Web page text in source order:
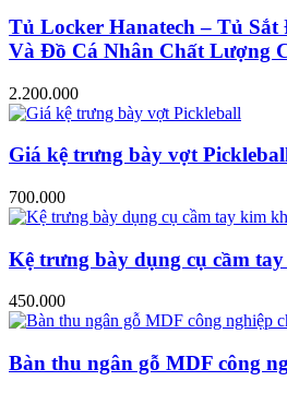
Tủ Locker Hanatech – Tủ
Và Đồ Cá Nhân Chất Lượng
2.200.000
Giá kệ trưng bày vợt
700.000
Kệ trưng bày dụng cụ cầm
450.000
Bàn thu ngân gỗ MDF công